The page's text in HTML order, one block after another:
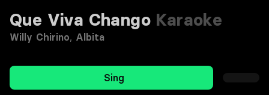
Que Viva Chango Karaoke
Willy Chirino, Albita
Sing